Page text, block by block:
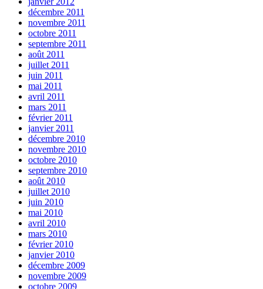
décembre 2011
novembre 2011
octobre 2011
septembre 2011
août 2011
juillet 2011
juin 2011
mai 2011
avril 2011
mars 2011
février 2011
janvier 2011
décembre 2010
novembre 2010
octobre 2010
septembre 2010
août 2010
juillet 2010
juin 2010
mai 2010
avril 2010
mars 2010
février 2010
janvier 2010
décembre 2009
novembre 2009
octobre 2009